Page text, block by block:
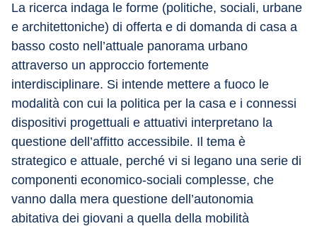
La ricerca indaga le forme (politiche, sociali, urbane
e architettoniche) di offerta e di domanda di casa a
basso costo nell’attuale panorama urbano
attraverso un approccio fortemente
interdisciplinare. Si intende mettere a fuoco le
modalità con cui la politica per la casa e i connessi
dispositivi progettuali e attuativi interpretano la
questione dell’affitto accessibile. Il tema è
strategico e attuale, perché vi si legano una serie di
componenti economico-sociali complesse, che
vanno dalla mera questione dell’autonomia
abitativa dei giovani a quella della mobilità